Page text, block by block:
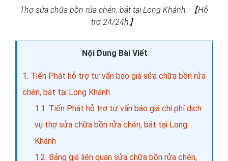
Thợ sửa chữa bồn rửa chén, bát tại Long Khánh -【Hỗ
trợ 24/24h】
Nội Dung Bài Viết
1. Tiến Phát hỗ trợ tư vấn báo giá sửa chữa bồn rửa
chén, bát tại Long Khánh
1.1. Tiến Phát hỗ trợ tư vấn báo giá chi phí dịch
vụ thợ sửa chữa bồn rửa chén, bát tại Long
Khánh
1.2. Bảng giá liên quan sửa chữa bồn rửa chén,